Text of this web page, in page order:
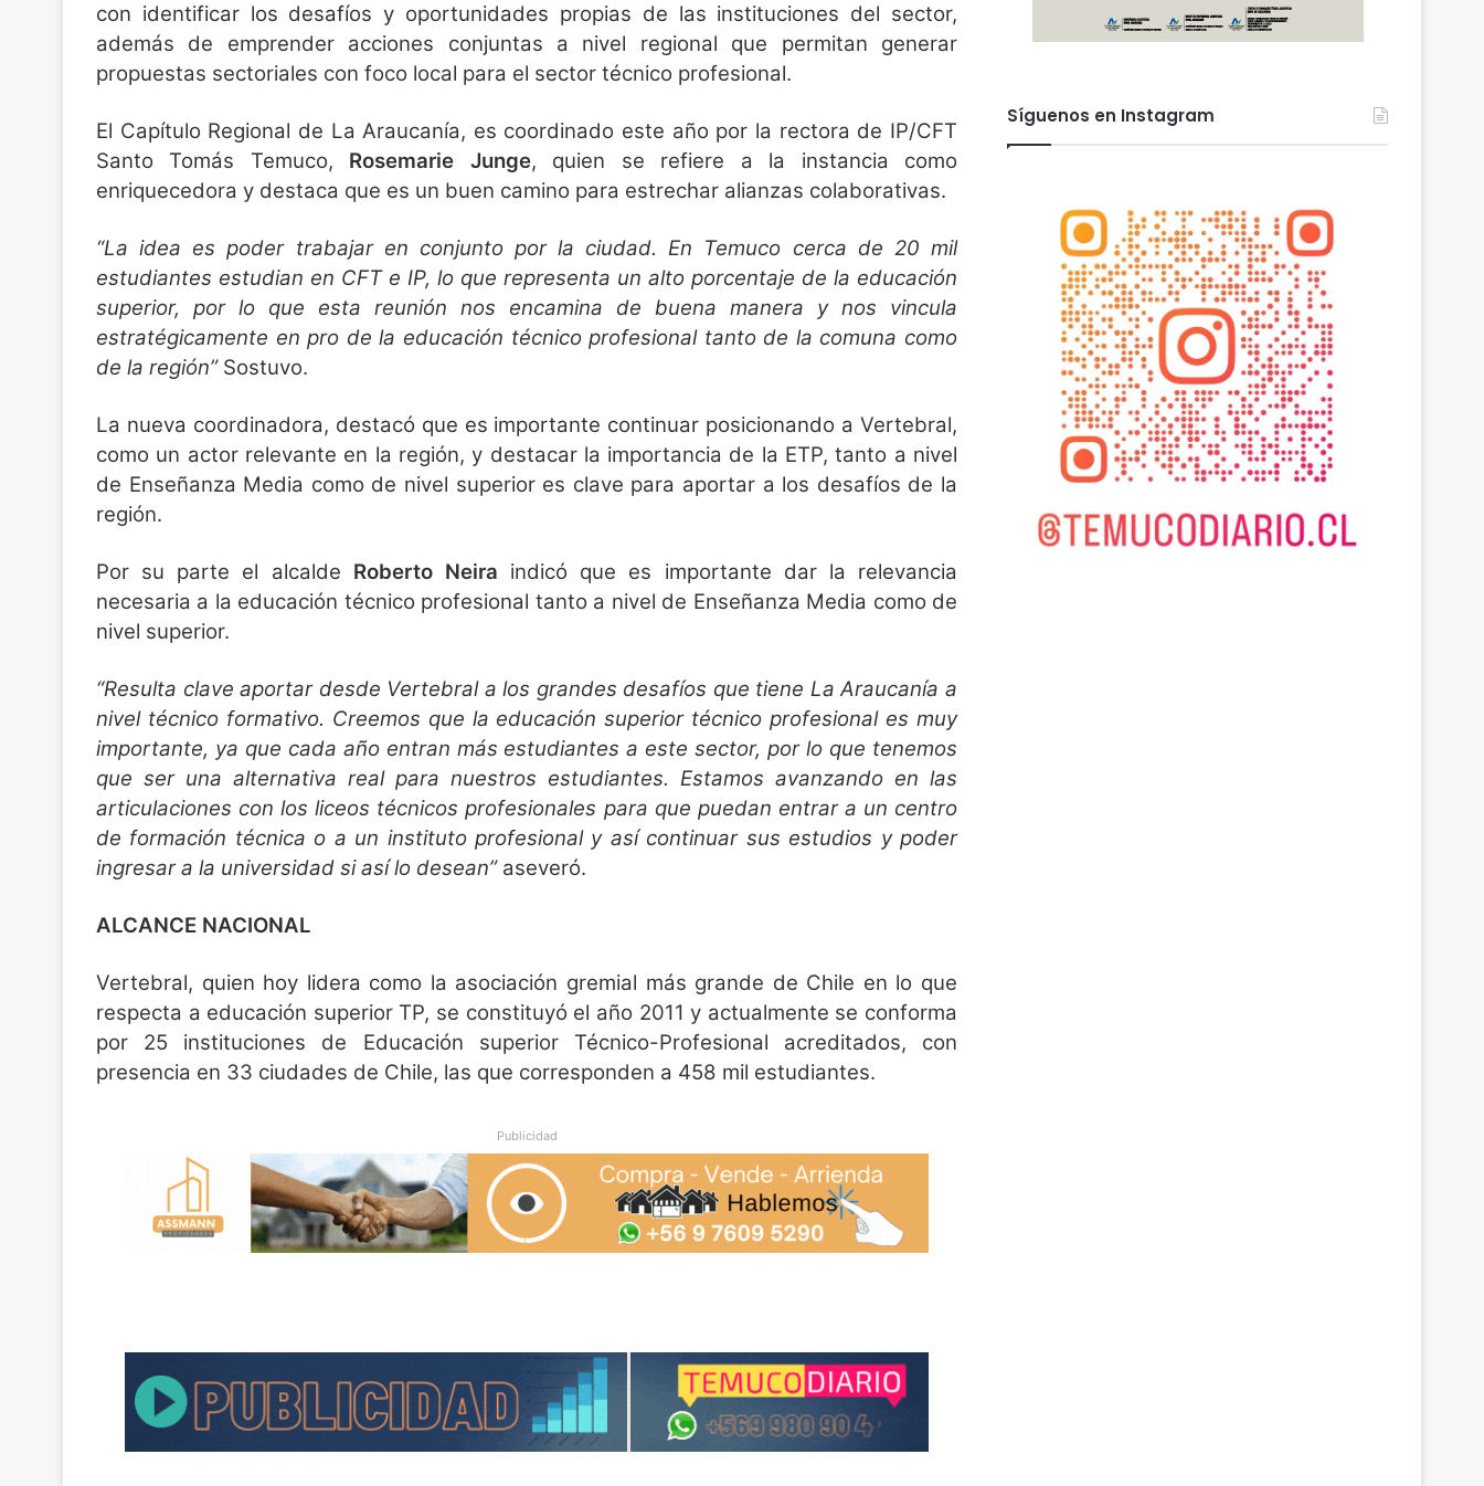
con identificar los desafíos y oportunidades propias de las instituciones del sector,
además de emprender acciones conjuntas a nivel regional que permitan generar
propuestas sectoriales con foco local para el sector técnico profesional.
El Capítulo Regional de La Araucanía, es coordinado este año por la rectora de IP/CFT
Santo Tomás Temuco, Rosemarie Junge, quien se refiere a la instancia como
enriquecedora y destaca que es un buen camino para estrechar alianzas colaborativas.
“La idea es poder trabajar en conjunto por la ciudad. En Temuco cerca de 20 mil
estudiantes estudian en CFT e IP, lo que representa un alto porcentaje de la educación
superior, por lo que esta reunión nos encamina de buena manera y nos vincula
estratégicamente en pro de la educación técnico profesional tanto de la comuna como
de la región”Sostuvo.
La nueva coordinadora, destacó que es importante continuar posicionando a Vertebral,
como un actor relevante en la región, y destacar la importancia de la ETP, tanto a nivel
de Enseñanza Media como de nivel superior es clave para aportar a los desafíos de la
región.
Por su parte el alcalde Roberto Neira indicó que es importante dar la relevancia
necesaria a la educación técnico profesional tanto a nivel de Enseñanza Media como de
nivel superior.
“Resulta clave aportar desde Vertebral a los grandes desafíos que tiene La Araucanía a
nivel técnico formativo. Creemos que la educación superior técnico profesional es muy
importante, ya que cada año entran más estudiantes a este sector, por lo que tenemos
que ser una alternativa real para nuestros estudiantes. Estamos avanzando en las
articulaciones con los liceos técnicos profesionales para que puedan entrar a un centro
de formación técnica o a un instituto profesional y así continuar sus estudios y poder
ingresar a la universidad si así lo desean”aseveró.
ALCANCE NACIONAL
Vertebral, quien hoy lidera como la asociación gremial más grande de Chile en lo que
respecta a educación superior TP, se constituyó el año 2011 y actualmente se conforma
por 25 instituciones de Educación superior Técnico-Profesional acreditados, con
presencia en 33 ciudades de Chile, las que corresponden a 458 mil estudiantes.
Publicidad
Síguenos en Instagram